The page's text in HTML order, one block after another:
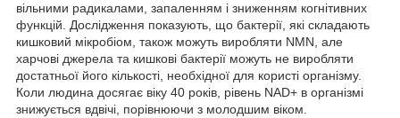
вільними радикалами, запаленням і зниженням когнітивних
функцій. Дослідження показують, що бактерії, які складають
кишковий мікробіом, також можуть виробляти NMN, але
харчові джерела та кишкові бактерії можуть не виробляти
достатньої його кількості, необхідної для користі організму.
Коли людина досягає віку 40 років, рівень NAD+ в організмі
знижується вдвічі, порівнюючи з молодшим віком.